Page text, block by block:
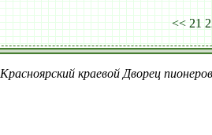
<< 21
Красноярский краевой Дворец